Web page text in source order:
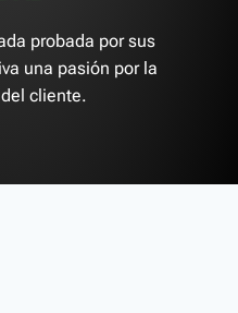
probada por sus
una pasión por la
cliente.